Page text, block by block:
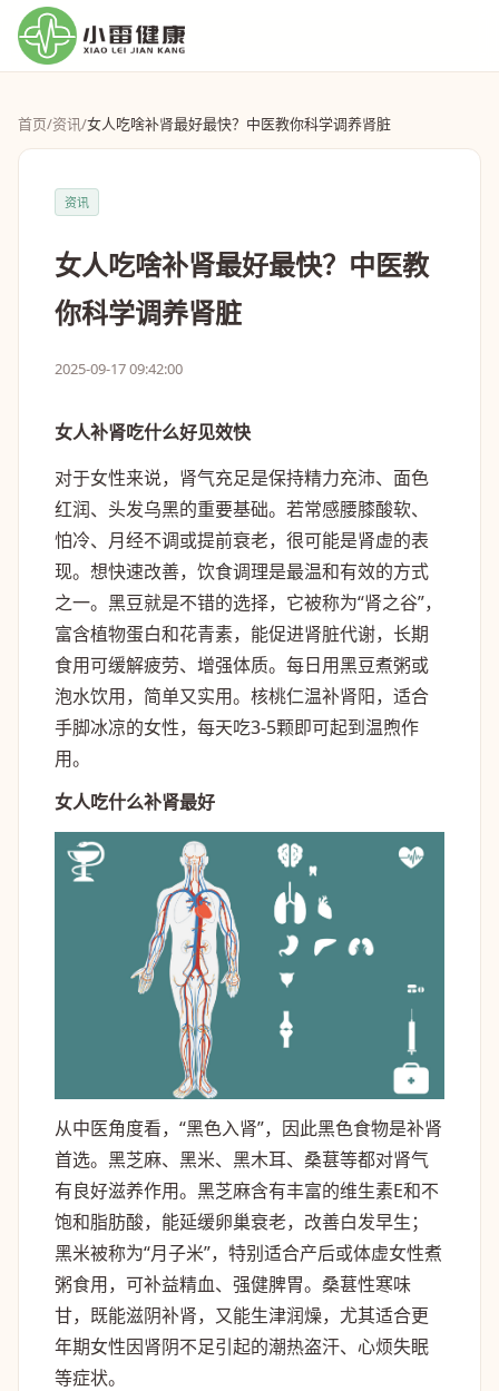
首页/资讯/女人吃啥补肾最好最快？中医教你科学调养肾脏
资讯
女人吃啥补肾最好最快？中医教
你科学调养肾脏
2025-09-17 09:42:00
女人补肾吃什么好见效快
对于女性来说，肾气充足是保持精力充沛、面色
红润、头发乌黑的重要基础。若常感腰膝酸软、
怕冷、月经不调或提前衰老，很可能是肾虚的表
现。想快速改善，饮食调理是最温和有效的方式
之一。黑豆就是不错的选择，它被称为“肾之谷”，
富含植物蛋白和花青素，能促进肾脏代谢，长期
食用可缓解疲劳、增强体质。每日用黑豆煮粥或
泡水饮用，简单又实用。核桃仁温补肾阳，适合
手脚冰凉的女性，每天吃3-5颗即可起到温煦作
用。
女人吃什么补肾最好
从中医角度看，“黑色入肾”，因此黑色食物是补肾
首选。黑芝麻、黑米、黑木耳、桑葚等都对肾气
有良好滋养作用。黑芝麻含有丰富的维生素E和不
饱和脂肪酸，能延缓卵巢衰老，改善白发早生；
黑米被称为“月子米”，特别适合产后或体虚女性煮
粥食用，可补益精血、强健脾胃。桑葚性寒味
甘，既能滋阴补肾，又能生津润燥，尤其适合更
年期女性因肾阴不足引起的潮热盗汗、心烦失眠
等症状。